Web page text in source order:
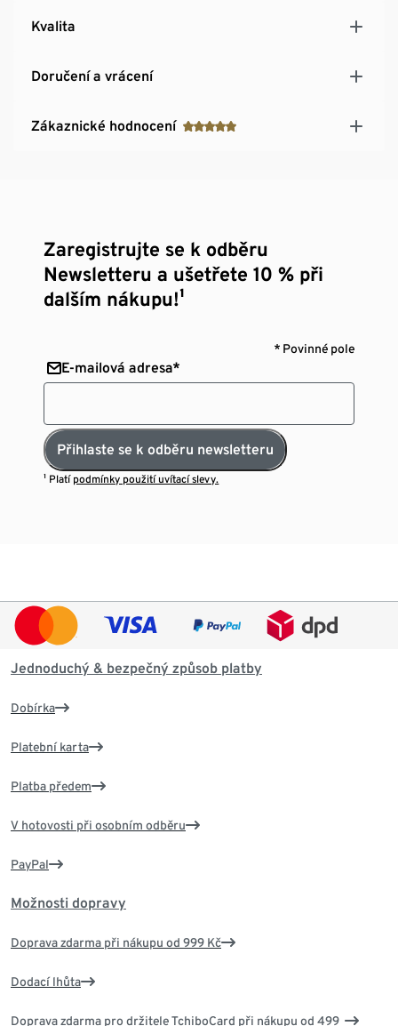
Kvalita
Doručení a vrácení
Zákaznické hodnocení
Zaregistrujte se k odběru
Newsletteru a ušetřete 10 % při
dalším nákupu!¹
* Povinné pole
E-mailová adresa*
Přihlaste se k odběru newsletteru
¹ Platí podmínky použití uvítací slevy.
Jednoduchý & bezpečný způsob platby
Dobírka
Platební karta
Platba předem
V hotovosti při osobním odběru
PayPal
Možnosti dopravy
Doprava zdarma při nákupu od 999 Kč
Dodací lhůta
Doprava zdarma pro držitele TchiboCard při nákupu od 499